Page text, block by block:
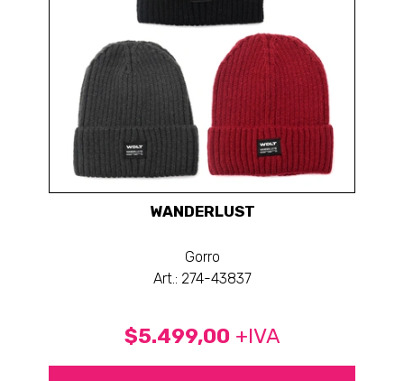
WANDERLUST
Gorro
Art.: 274-43837
$5.499,00 +IVA